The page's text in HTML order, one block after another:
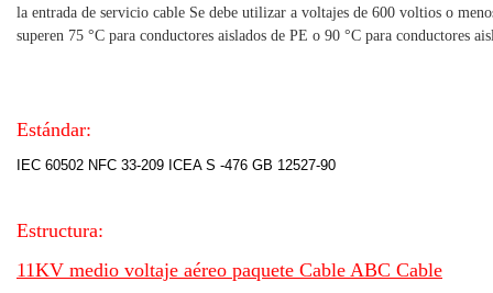
la entrada de servicio cable Se debe utilizar a voltajes de 600 voltios o
superen 75 °C para conductores aislados de PE o 90 °C para conductores
Estándar:
IEC 60502 NFC 33-209 ICEA S -476 GB 12527-90
Estructura:
11KV medio voltaje aéreo paquete Cable ABC Cable